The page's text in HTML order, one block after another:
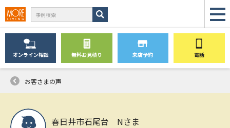
オンライン相談 無料お見積り 来店予約 電話
お客さまの声
春日井市石尾台 Nさま